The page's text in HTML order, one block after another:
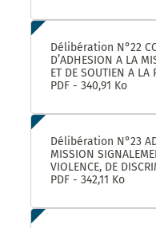
Délibération N°22
D’ADHESION A LA
ET DE SOUTIEN A LA
RISQUES
PDF - 340,91 Ko
Délibération N°23
MISSION
VIOLENCE, DE
HARCELEMENT ET
PDF - 342,11 Ko